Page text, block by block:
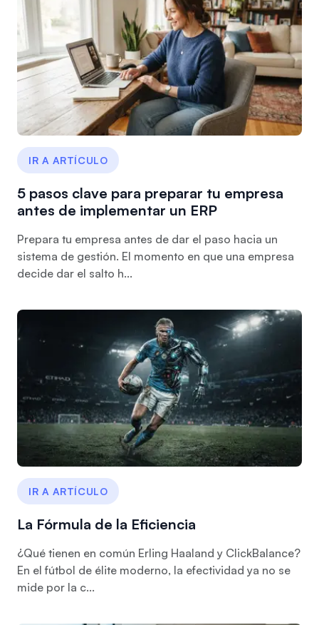
IR A ARTÍCULO
5 pasos clave para preparar tu empresa
antes de implementar un ERP
Prepara tu empresa antes de dar el paso hacia un
sistema de gestión. El momento en que una empresa
decide dar el salto h...
IR A ARTÍCULO
La Fórmula de la Eficiencia
¿Qué tienen en común Erling Haaland y ClickBalance?
En el fútbol de élite moderno, la efectividad ya no se
mide por la c...